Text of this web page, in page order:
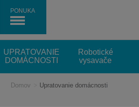
PONUKA
UPRATOVANIE
DOMÁCNOSTI
Robotické
vysavače
Domov Upratovanie domácnosti